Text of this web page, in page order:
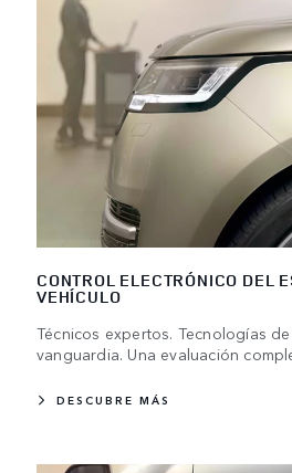
CONTROL ELECTRÓNICO DEL
VEHÍCULO
Técnicos expertos. Tecnologías
vanguardia. Una evaluación
DESCUBRE MÁS